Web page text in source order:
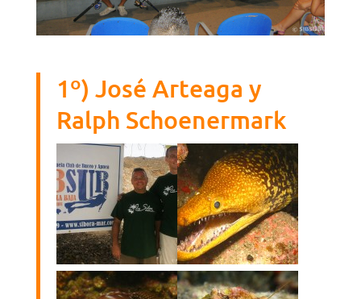
1º) José Arteaga y
Ralph Schoenermark